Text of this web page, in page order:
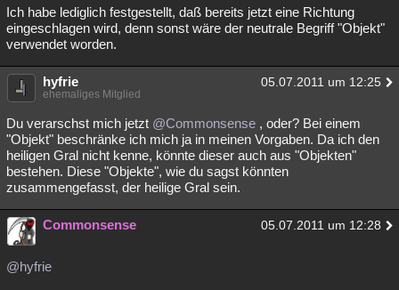
Ich habe lediglich festgestellt, daß bereits jetzt eine Richtung
eingeschlagen wird, denn sonst wäre der neutrale Begriff "Objekt"
verwendet worden.
hyfrie 05.07.2011 um 12:25
ehemaliges Mitglied
Du verarschst mich jetzt @Commonsense , oder? Bei einem
"Objekt" beschränke ich mich ja in meinen Vorgaben. Da ich den
heiligen Gral nicht kenne, könnte dieser auch aus "Objekten"
bestehen. Diese "Objekte", wie du sagst könnten
zusammengefasst, der heilige Gral sein.
Commonsense 05.07.2011 um 12:28
@hyfrie